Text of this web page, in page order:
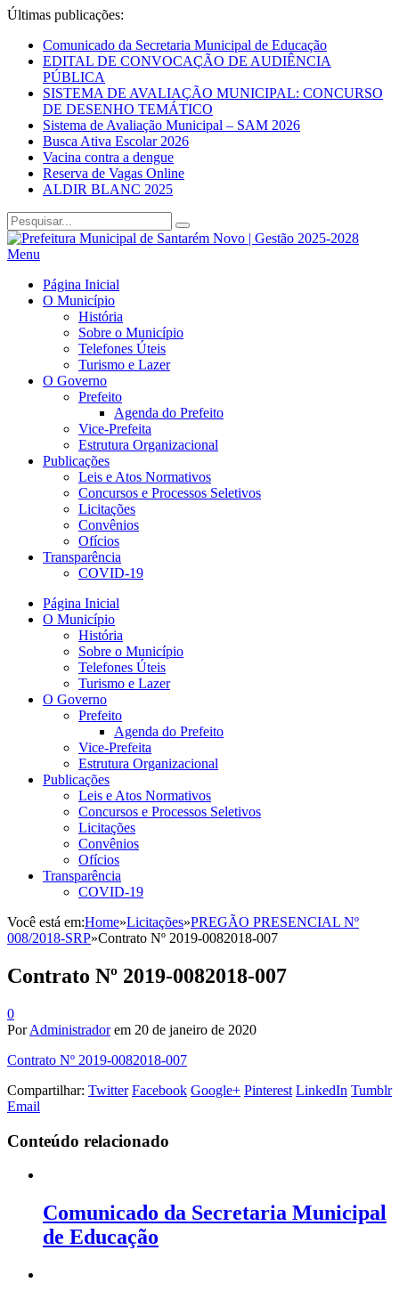
Últimas publicações:
Comunicado da Secretaria Municipal de Educação
EDITAL DE CONVOCAÇÃO DE AUDIÊNCIA
PÚBLICA
SISTEMA DE AVALIAÇÃO MUNICIPAL: CONCURSO
DE DESENHO TEMÁTICO
Sistema de Avaliação Municipal – SAM 2026
Busca Ativa Escolar 2026
Vacina contra a dengue
Reserva de Vagas Online
ALDIR BLANC 2025
Menu
Página Inicial
O Município
História
Sobre o Município
Telefones Úteis
Turismo e Lazer
O Governo
Prefeito
Agenda do Prefeito
Vice-Prefeita
Estrutura Organizacional
Publicações
Leis e Atos Normativos
Concursos e Processos Seletivos
Licitações
Convênios
Ofícios
Transparência
COVID-19
Página Inicial
O Município
História
Sobre o Município
Telefones Úteis
Turismo e Lazer
O Governo
Prefeito
Agenda do Prefeito
Vice-Prefeita
Estrutura Organizacional
Publicações
Leis e Atos Normativos
Concursos e Processos Seletivos
Licitações
Convênios
Ofícios
Transparência
COVID-19
Você está em:Home»Licitações»PREGÃO PRESENCIAL Nº
008/2018-SRP»Contrato Nº 2019-0082018-007
Contrato Nº 2019-0082018-007
0
PorAdministrador em 20 de janeiro de 2020
Contrato Nº 2019-0082018-007
Compartilhar: Twitter Facebook Google+ Pinterest LinkedIn Tumblr
Email
Conteúdo relacionado
Comunicado da Secretaria Municipal
de Educação